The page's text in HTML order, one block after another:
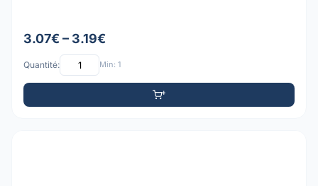
3.07€ – 3.19€
Quantité: Min: 1